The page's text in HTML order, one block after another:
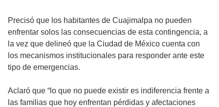
Precisó que los habitantes de Cuajimalpa no pueden
enfrentar solos las consecuencias de esta contingencia, a
la vez que delineó que la Ciudad de México cuenta con
los mecanismos institucionales para responder ante este
tipo de emergencias.
Aclaró que “lo que no puede existir es indiferencia frente a
las familias que hoy enfrentan pérdidas y afectaciones